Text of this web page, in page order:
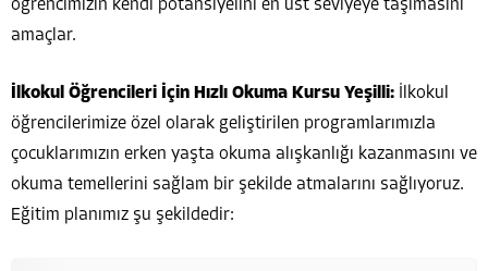
öğrencimizin kendi potansiyelini en üst seviyeye taşımasını
amaçlar.
İlkokul Öğrencileri İçin Hızlı Okuma Kursu Yeşilli: İlkokul
öğrencilerimize özel olarak geliştirilen programlarımızla
çocuklarımızın erken yaşta okuma alışkanlığı kazanmasını ve
okuma temellerini sağlam bir şekilde atmalarını sağlıyoruz.
Eğitim planımız şu şekildedir: